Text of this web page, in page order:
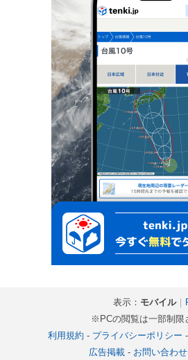
表示： モバイル｜
※PCの閲覧は一部制限
利用規約 - プライバシーポリシー -
広告掲載- お問い合わせ